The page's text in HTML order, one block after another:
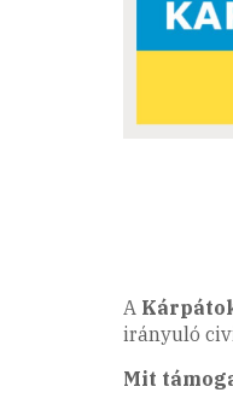
A
irányuló
Mit